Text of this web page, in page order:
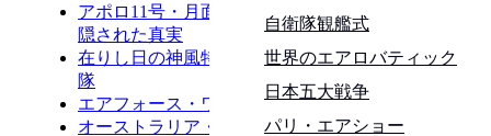
自衛隊観艦式
世界のエアロバティック
日本五大戦争
パリ・エアショー